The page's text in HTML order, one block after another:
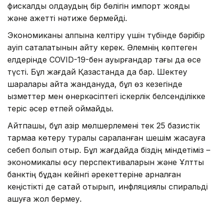
фискалдық қолдаудың бір бөлігін импорт жояды
және қажетті нәтиже бермейді.
Экономиканы қалпына келтіру үшін түбінде бәрібір
қауіп сақталатынын айту керек. Әлемнің көптеген
елдерінде COVID-19-бен ауырғандар тағы да өсе
түсті. Бұл жағдай Қазақстанда да бар. Шектеу
шаралары қайта жандануда, бұл өз кезегінде
қызметтер мен өнеркәсіптегі іскерлік белсенділікке
теріс әсер етпей қоймайды.
Айтпақшы, бұл қазір мөлшерлемені тек 25 базистік
тармаққа көтеру туралы сараланған шешім жасауға
себеп болып отыр. Бұл жағдайда біздің міндетіміз –
экономикалық өсу перспективаларын және Ұлттық
банктің бұдан кейінгі әрекеттеріне арналған
кеңістікті де сақтай отырып, инфляциялық спиральді
ашуға жол бермеу.